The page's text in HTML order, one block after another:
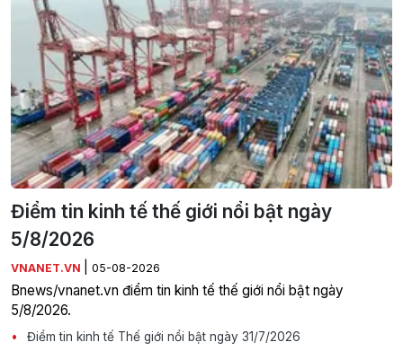
Điểm tin kinh tế thế giới nổi bật ngày
5/8/2026
VNANET.VN 05-08-2026
Bnews/vnanet.vn điểm tin kinh tế thế giới nổi bật ngày
5/8/2026.
Điểm tin kinh tế Thế giới nổi bật ngày 31/7/2026